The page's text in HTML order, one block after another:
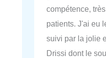
compétence,
patients. J'ai eu
suivi par la jolie
Drissi dont le